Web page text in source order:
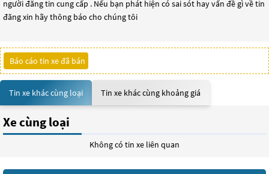
người đăng tin cung cấp . Nếu bạn phát hiện có sai sót hay vấn đề gì về tin
đăng xin hãy thông báo cho chúng tôi
Báo cáo tin xe đã bán
Tin xe khác cùng loại Tin xe khác cùng khoảng giá
Xe cùng loại
Không có tin xe liên quan